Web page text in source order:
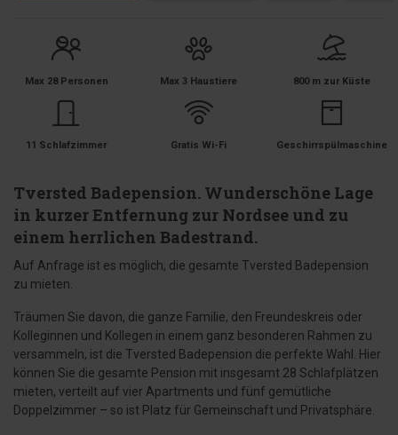
Max 28 Personen Max 3 Haustiere 800 m zur Küste
11 Schlafzimmer Gratis Wi-Fi Geschirrspülmaschine
Tversted Badepension. Wunderschöne Lage
in kurzer Entfernung zur Nordsee und zu
einem herrlichen Badestrand.
Auf Anfrage ist es möglich, die gesamte Tversted Badepension
zu mieten.
Träumen Sie davon, die ganze Familie, den Freundeskreis oder
Kolleginnen und Kollegen in einem ganz besonderen Rahmen zu
versammeln, ist die Tversted Badepension die perfekte Wahl. Hier
können Sie die gesamte Pension mit insgesamt 28 Schlafplätzen
mieten, verteilt auf vier Apartments und fünf gemütliche
Doppelzimmer – so ist Platz für Gemeinschaft und Privatsphäre.